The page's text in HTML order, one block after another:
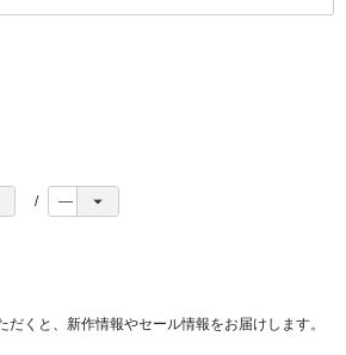
だくと、新作情報やセール情報をお届けします。